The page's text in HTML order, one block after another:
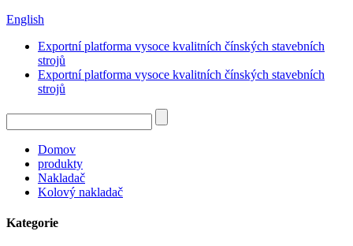
English
Exportní platforma vysoce kvalitních čínských stavebních
strojů
Exportní platforma vysoce kvalitních čínských stavebních
strojů
Domov
produkty
Nakladač
Kolový nakladač
Kategorie